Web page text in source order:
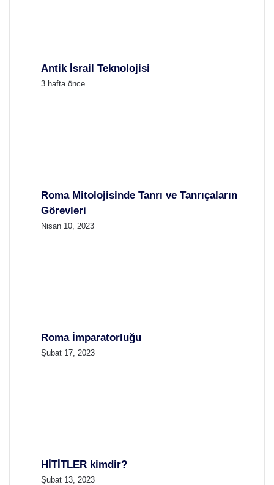
Antik İsrail Teknolojisi
3 hafta önce
Roma Mitolojisinde Tanrı ve Tanrıçaların
Görevleri
Nisan 10, 2023
Roma İmparatorluğu
Şubat 17, 2023
HİTİTLER kimdir?
Şubat 13, 2023